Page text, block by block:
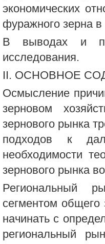
экономических
фуражного зерна в
В выводах и
исследования.
II. ОСНОВНОЕ
Осмысление
зерновом
зернового рынка
подходов к
необходимости
зернового рынка
Региональный
сегментом общего
начинать с
региональный